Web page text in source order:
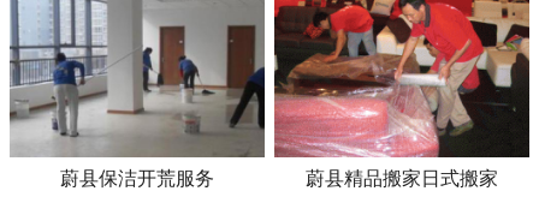
蔚县保洁开荒服务 蔚县精品搬家日式搬家